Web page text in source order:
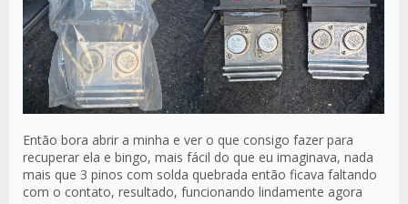
Então bora abrir a minha e ver o que consigo fazer para
recuperar ela e bingo, mais fácil do que eu imaginava, nada
mais que 3 pinos com solda quebrada então ficava faltando
com o contato, resultado, funcionando lindamente agora